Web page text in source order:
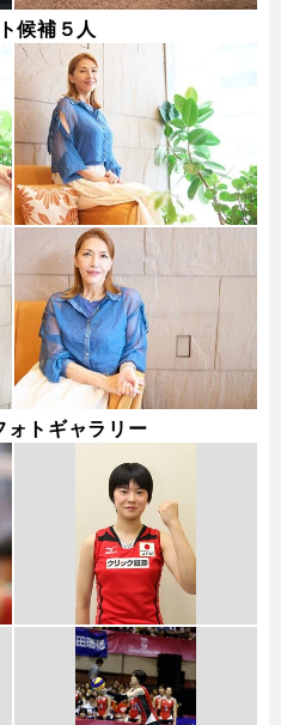
候補５人
ォトギャラリー